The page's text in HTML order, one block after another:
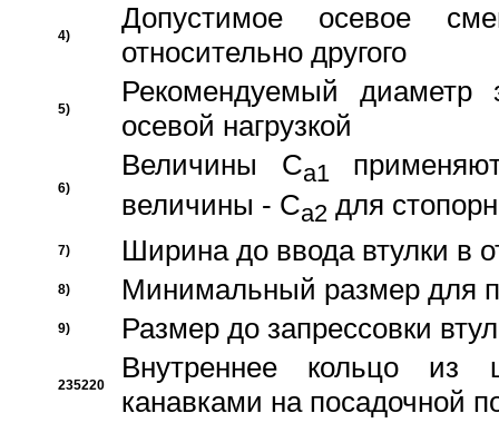
4)
Допустимое осевое
относительно другого
5)
Рекомендуемый диаметр
осевой нагрузкой
6)
Величины Ca1
величины - Ca2 для
7) Ширина до ввода втулки в
8) Минимальный размер для
9) Размер до запрессовки
235220
Внутреннее кольцо из
канавками на посадочной